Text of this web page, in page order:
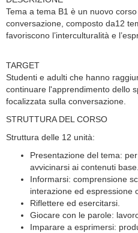
Tema a tema B1 è un nuovo
conversazione, composto da12
favoriscono l’interculturalità e
TARGET
Studenti e adulti che hanno
continuare l'apprendimento dello
focalizzata sulla conversazione.
STRUTTURA DEL CORSO
Struttura delle 12 unità:
Presentazione del tema:
avvicinarsi ai contenuti base.
Informarsi: comprensione
interazione ed espressione
Riflettere ed esercitarsi.
Giocare con le parole:
Imparare a esprimersi: